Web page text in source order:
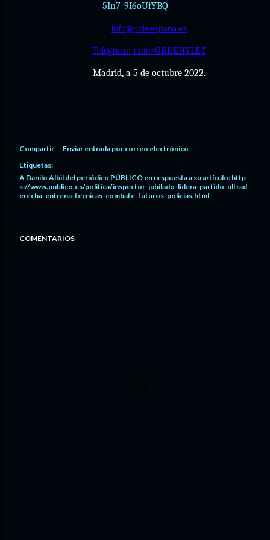
5In7_9I6oUfYBQ
info@poleespana.es
Telegram: t.me/ORDENYLEY
Madrid, a 5 de octubre 2022.
Compartir
Enviar entrada por correo electrónico
Etiquetas:
A Danilo Albil del periódico PÚBLICO en respuesta a su artículo: http
s://www.publico.es/politica/inspector-jubilado-lidera-partido-ultrad
erecha-entrena-tecnicas-combate-futuros-policias.html
COMENTARIOS